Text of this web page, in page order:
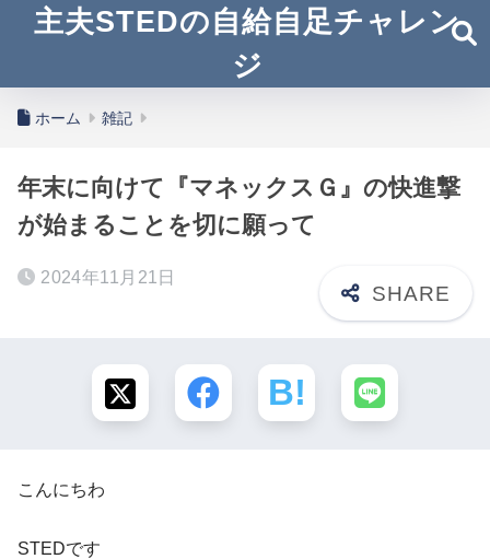
主夫STEDの自給自足チャレン
ジ
ホーム 雑記
年末に向けて『マネックスＧ』の快進撃
が始まることを切に願って
2024年11月21日
こんにちわ
STEDです